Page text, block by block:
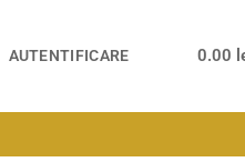
AUTENTIFICARE 0.00